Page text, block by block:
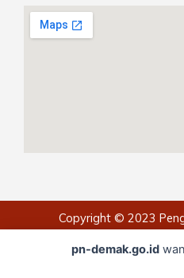
Copyright © 2023
pn-demak.go.id